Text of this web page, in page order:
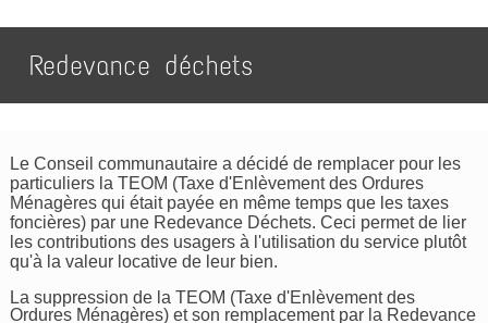
Redevance déchets
Le Conseil communautaire a décidé de remplacer pour les
particuliers la TEOM (Taxe d'Enlèvement des Ordures
Ménagères qui était payée en même temps que les taxes
foncières) par une Redevance Déchets. Ceci permet de lier
les contributions des usagers à l'utilisation du service plutôt
qu'à la valeur locative de leur bien.
La suppression de la TEOM (Taxe d'Enlèvement des
Ordures Ménagères) et son remplacement par la Redevance